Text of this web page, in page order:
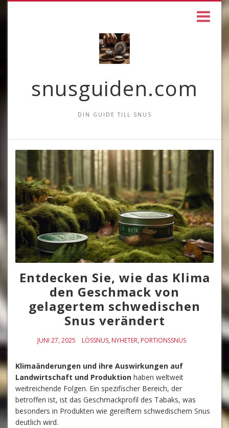
snusguiden.com
DIN GUIDE TILL SNUS
Entdecken Sie, wie das Klima
den Geschmack von
gelagertem schwedischen
Snus verändert
JUNI 27, 2025 LÖSSNUS, NYHETER, PORTIONSSNUS
Klimaänderungen und ihre Auswirkungen auf
Landwirtschaft und Produktion haben weltweit
weitreichende Folgen. Ein spezifischer Bereich, der
betroffen ist, ist das Geschmackprofil des Tabaks, was
besonders in Produkten wie gereiftem schwedischem Snus
deutlich wird.